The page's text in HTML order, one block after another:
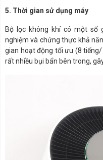
5. Thời gian sử dụng máy
Bộ lọc không khí có một số
nghiệm và chứng thực khả
gian hoạt động tối ưu (8
rất nhiều bụi bẩn bên trong,